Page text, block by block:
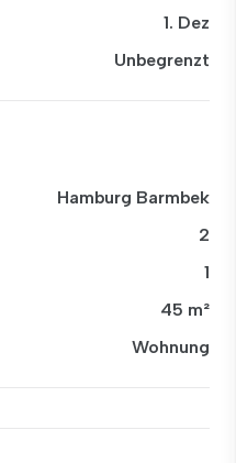
1. Dez
Unbegrenzt
Hamburg Barmbek
2
1
45 m²
Wohnung